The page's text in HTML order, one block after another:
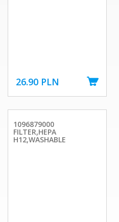
26.90 PLN
1096879000
FILTER,HEPA
H12,WASHABLE